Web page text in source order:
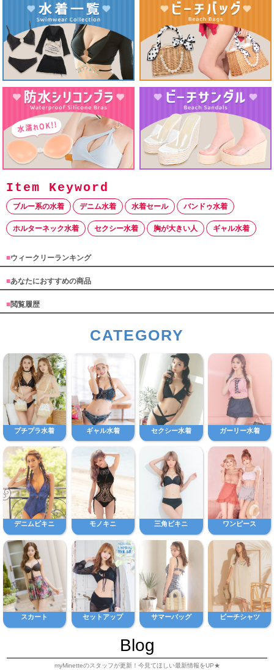
ブルー系の水着 デニム水着 水着セール バンドゥ水着
ホルターネック水着 セクシー水着 胸が大きい人 ギャル水着
■ウィークリーランキング
■あなたにおすすめの商品
■閲覧履歴
CATEGORY
プチプラ水着 ギャル水着 セクシー水着 ガーリー水着
デニムビキニ モノキニ 三角ビキニ ワンピース
スカート セットアップ サマーバッグ ビーチシャツ
Blog
myMinetteのスタッフが更新！今見てほしい最新情報をUP★